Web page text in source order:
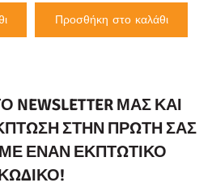
Προσθήκη στο καλάθι
NEWSLETTER ΜΑΣ ΚΑΙ
ΣΤΗΝ ΠΡΏΤΗ ΣΑΣ
ΈΝΑΝ ΕΚΠΤΩΤΙΚΌ